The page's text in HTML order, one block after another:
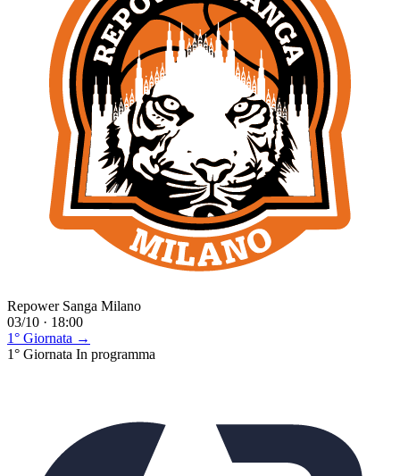
Repower Sanga Milano
03/10 · 18:00
1° Giornata →
1° Giornata In programma